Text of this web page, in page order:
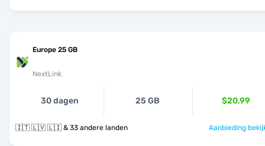
Europe 25 GB
NextLink
30 dagen 25 GB $20.99
🇮🇹 🇱🇻 🇱🇮 & 33 andere landen Aanbieding